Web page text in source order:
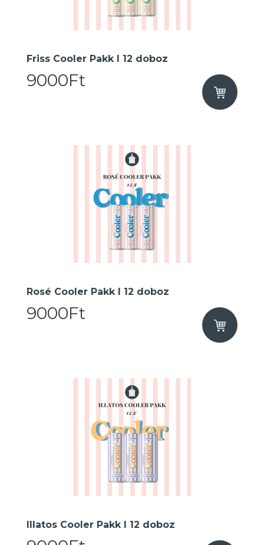
Friss Cooler Pakk I 12 doboz
9000Ft
Rosé Cooler Pakk I 12 doboz
9000Ft
Illatos Cooler Pakk I 12 doboz